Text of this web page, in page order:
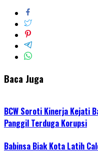
Baca Juga
BCW Soroti Kinerja Kejati
Panggil Terduga Korupsi
Babinsa Biak Kota Latih